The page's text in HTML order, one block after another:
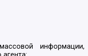
информации,